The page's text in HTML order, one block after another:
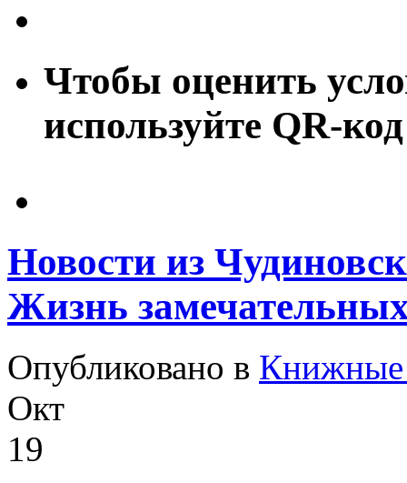
Чтобы оценить
используйте QR-код
Новости из
Жизнь
Опубликовано в Книжные
Окт
19